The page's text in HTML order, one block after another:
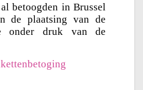
betoogden in Brussel
de plaatsing van de
onder druk van de